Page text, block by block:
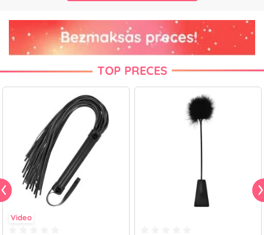
TOP PRECES
Video